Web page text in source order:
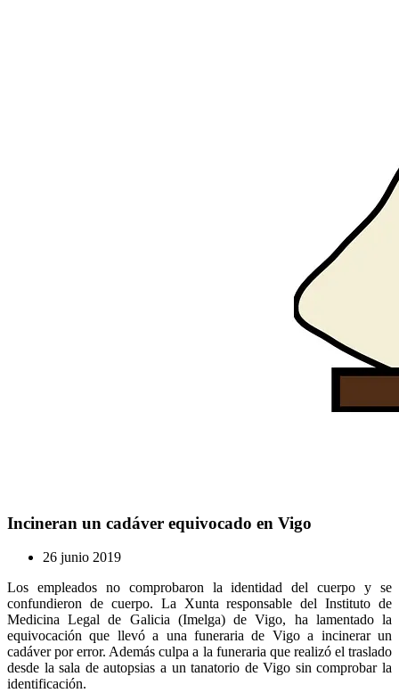
Incineran un cadáver equivocado en Vigo
26 junio 2019
Los empleados no comprobaron la identidad del cuerpo y se
confundieron de cuerpo. La Xunta responsable del Instituto de
Medicina Legal de Galicia (Imelga) de Vigo, ha lamentado la
equivocación que llevó a una funeraria de Vigo a incinerar un
cadáver por error. Además culpa a la funeraria que realizó el traslado
desde la sala de autopsias a un tanatorio de Vigo sin comprobar la
identificación.